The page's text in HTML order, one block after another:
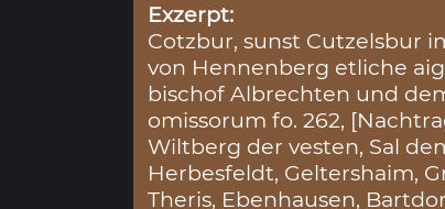
Exzerpt:
Cotzbur, sunst Cutzelsbur
von Hennenberg etliche
bischof Albrechten und
omissorum fo. 262,
Wiltberg der vesten, Sal
Herbesfeldt, Geltershaim,
Theris, Ebenhausen,